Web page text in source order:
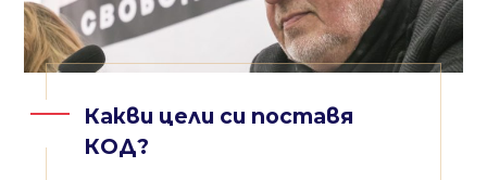
Какви цели си поставя
КОД?